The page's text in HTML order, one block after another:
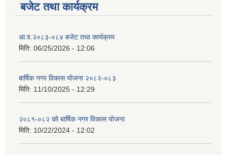
बजेट तथा कार्यक्रम
आ.व.२०८३-०८४ बजेट तथा कार्यक्रम
मिति: 06/25/2026 - 12:06
बार्षिक नगर विकास योजना २०८२-०८३
मिति: 11/10/2025 - 12:29
२०८१-०८२ को बार्षिक नगर विकास योजना
मिति: 10/22/2024 - 12:02